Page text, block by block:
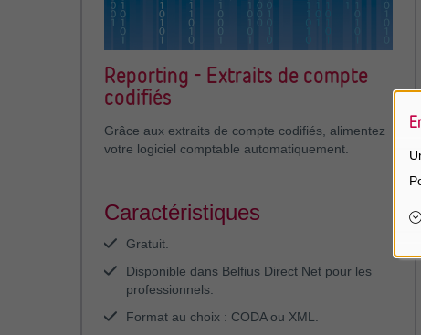
Reporting - Extraits de compte
codifiés
Grâce aux extraits de compte codifiés, alimentez
votre logiciel comptable automatiquement.
Caractéristiques
Gratuit.
Disponible dans Belfius Direct Net pour les
professionnels.
Format au choix : CODA ou XML.